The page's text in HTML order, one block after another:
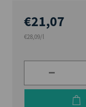
€21,07
€28,09/l